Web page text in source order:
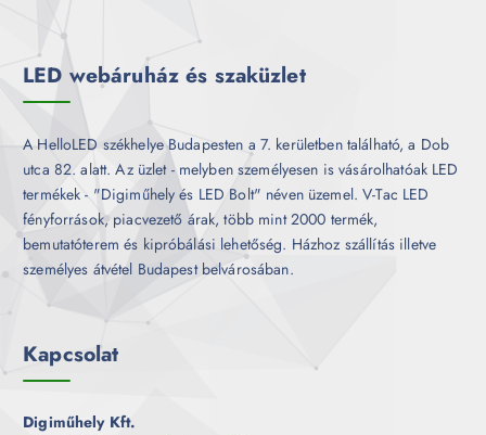
LED webáruház és szaküzlet
A HelloLED székhelye Budapesten a 7. kerületben található, a Dob
utca 82. alatt. Az üzlet - melyben személyesen is vásárolhatóak LED
termékek - "Digiműhely és LED Bolt" néven üzemel. V-Tac LED
fényforrások, piacvezető árak, több mint 2000 termék,
bemutatóterem és kipróbálási lehetőség. Házhoz szállítás illetve
személyes átvétel Budapest belvárosában.
Kapcsolat
Digiműhely Kft.